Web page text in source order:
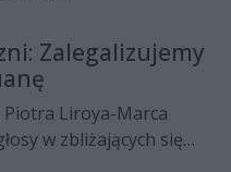
niepotrzebne, a w
wydawać 160
na szczepionki
wspierać profilaktykę
Zalegalizujemy
Piotra Liroya-Marca
w zbliżających się